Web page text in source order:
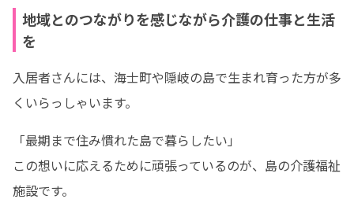
地域とのつながりを感じながら介護の仕事と生活
を
入居者さんには、海士町や隠岐の島で生まれ育った方が多
くいらっしゃいます。
「最期まで住み慣れた島で暮らしたい」
この想いに応えるために頑張っているのが、島の介護福祉
施設です。